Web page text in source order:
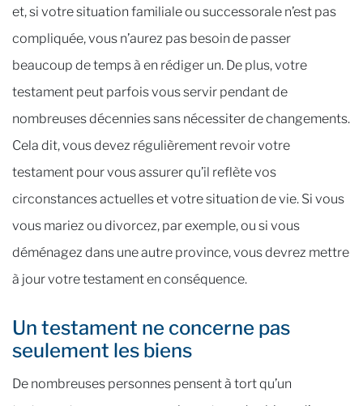
et, si votre situation familiale ou successorale n’est pas
compliquée, vous n’aurez pas besoin de passer
beaucoup de temps à en rédiger un. De plus, votre
testament peut parfois vous servir pendant de
nombreuses décennies sans nécessiter de changements.
Cela dit, vous devez régulièrement revoir votre
testament pour vous assurer qu’il reflète vos
circonstances actuelles et votre situation de vie. Si vous
vous mariez ou divorcez, par exemple, ou si vous
déménagez dans une autre province, vous devrez mettre
à jour votre testament en conséquence.
Un testament ne concerne pas
seulement les biens
De nombreuses personnes pensent à tort qu’un